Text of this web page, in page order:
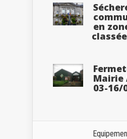
en
Mairie
03-16/